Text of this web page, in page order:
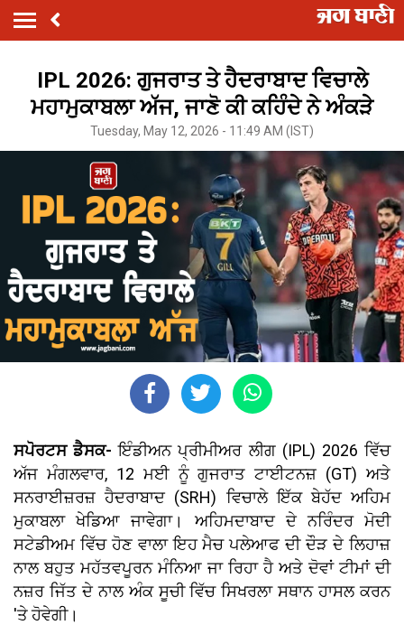
IPL 2026: ਗੁਜਰਾਤ ਤੇ ਹੈਦਰਾਬਾਦ ਵਿਚਾਲੇ
ਮਹਾਮੁਕਾਬਲਾ ਅੱਜ, ਜਾਣੋ ਕੀ ਕਹਿੰਦੇ ਨੇ ਅੰਕੜੇ
Tuesday, May 12, 2026 - 11:49 AM (IST)
ਸਪੋਰਟਸ ਡੈਸਕ-ਇੰਡੀਅਨ ਪ੍ਰੀਮੀਅਰ ਲੀਗ (IPL) 2026 ਵਿੱਚ
ਅੱਜ ਮੰਗਲਵਾਰ, 12 ਮਈ ਨੂੰ ਗੁਜਰਾਤ ਟਾਈਟਨਜ਼ (GT) ਅਤੇ
ਸਨਰਾਈਜ਼ਰਜ਼ ਹੈਦਰਾਬਾਦ (SRH) ਵਿਚਾਲੇ ਇੱਕ ਬੇਹੱਦ ਅਹਿਮ
ਮੁਕਾਬਲਾ ਖੇਡਿਆ ਜਾਵੇਗਾ। ਅਹਿਮਦਾਬਾਦ ਦੇ ਨਰਿੰਦਰ ਮੋਦੀ
ਸਟੇਡੀਅਮ ਵਿੱਚ ਹੋਣ ਵਾਲਾ ਇਹ ਮੈਚ ਪਲੇਆਫ ਦੀ ਦੌੜ ਦੇ ਲਿਹਾਜ਼
ਨਾਲ ਬਹੁਤ ਮਹੱਤਵਪੂਰਨ ਮੰਨਿਆ ਜਾ ਰਿਹਾ ਹੈ ਅਤੇ ਦੋਵਾਂ ਟੀਮਾਂ ਦੀ
ਨਜ਼ਰ ਜਿੱਤ ਦੇ ਨਾਲ ਅੰਕ ਸੂਚੀ ਵਿੱਚ ਸਿਖਰਲਾ ਸਥਾਨ ਹਾਸਲ ਕਰਨ
'ਤੇ ਹੋਵੇਗੀ।